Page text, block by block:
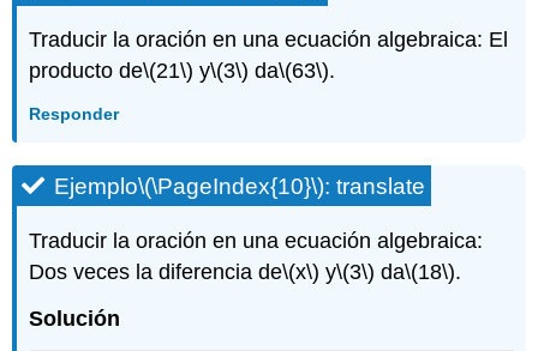
Traducir la oración en una ecuación algebraica: El
producto de\(21\) y\(3\) da\(63\).
Responder
Ejemplo\(\PageIndex{10}\): translate
Traducir la oración en una ecuación algebraica:
Dos veces la diferencia de\(x\) y\(3\) da\(18\).
Solución